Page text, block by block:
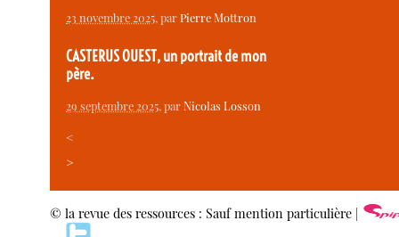
23 novembre 2025, parPierre Mottron
CASTERUS OUEST, un portrait de mon
père.
29 septembre 2025, parNicolas Losson
<
>
© la revue des ressources : Sauf mention particulière |